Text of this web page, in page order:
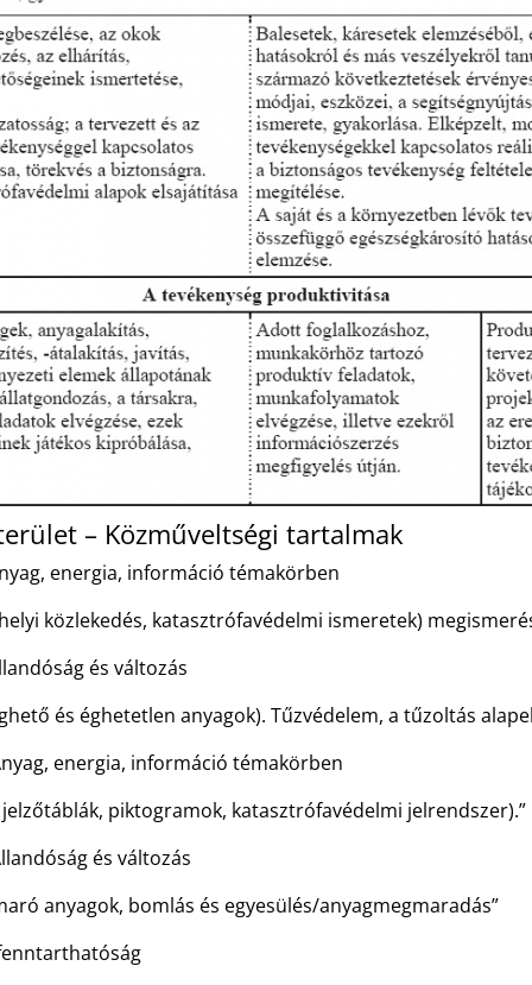
– Közműveltségi tartalmak
energia, információ témakörben
közlekedés, katasztrófavédelmi ismeretek)
és változás
és éghetetlen anyagok). Tűzvédelem, a tűzoltás
energia, információ témakörben
piktogramok, katasztrófavédelmi jelrendszer).”
és változás
anyagok, bomlás és egyesülés/anyagmegmaradás”